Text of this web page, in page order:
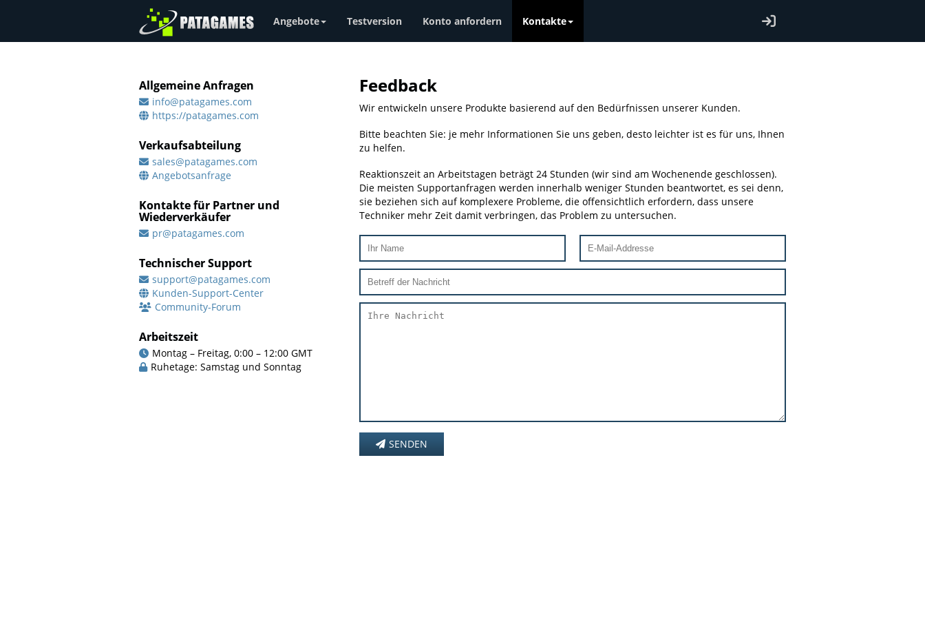
Angebote Testversion Konto anfordern Kontakte
Allgemeine Anfragen
info@patagames.com
https://patagames.com
Verkaufsabteilung
sales@patagames.com
Angebotsanfrage
Kontakte für Partner und
Wiederverkäufer
pr@patagames.com
Technischer Support
support@patagames.com
Kunden-Support-Center
Community-Forum
Arbeitszeit
Montag – Freitag, 0:00 – 12:00 GMT
Ruhetage: Samstag und Sonntag
Feedback
Wir entwickeln unsere Produkte basierend auf den Bedürfnissen unserer Kunden.
Bitte beachten Sie: je mehr Informationen Sie uns geben, desto leichter ist es für uns, Ihnen
zu helfen.
Reaktionszeit an Arbeitstagen beträgt 24 Stunden (wir sind am Wochenende geschlossen).
Die meisten Supportanfragen werden innerhalb weniger Stunden beantwortet, es sei denn,
sie beziehen sich auf komplexere Probleme, die offensichtlich erfordern, dass unsere
Techniker mehr Zeit damit verbringen, das Problem zu untersuchen.
SENDEN